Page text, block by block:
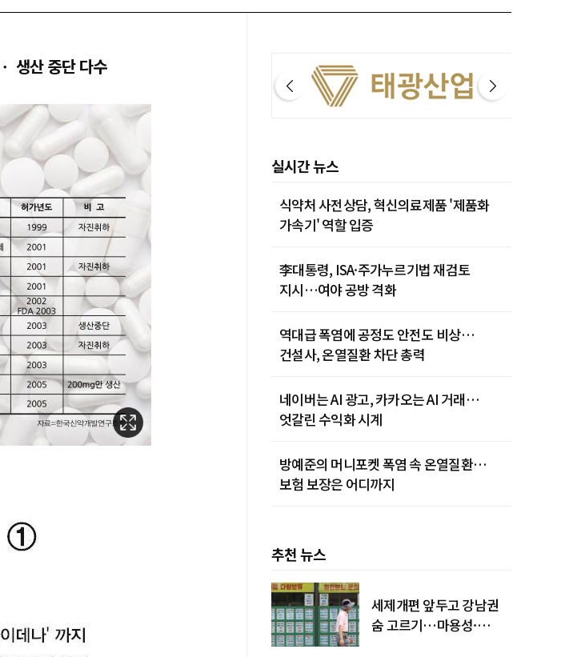
생산 중단 다수
실시간 뉴스
식약처 사전상담, 혁신의료제품 '제품화
가속기' 역할 입증
李대통령, ISA·주가누르기법 재검토
지시…여야 공방 격화
역대급 폭염에 공정도 안전도 비상…
건설사, 온열질환 차단 총력
네이버는 AI 광고, 카카오는 AI 거래…
엇갈린 수익화 시계
방예준의 머니포켓 폭염 속 온열질환…
보험 보장은 어디까지
추천 뉴스
세제개편 앞두고 강남권
숨 고르기…마용성·